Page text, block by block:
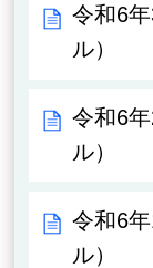
令和6
ル）
令和6
ル）
令和6
ル）